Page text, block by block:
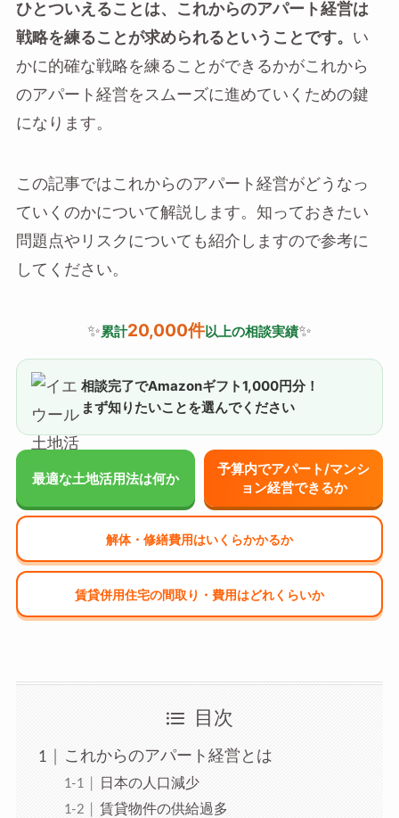
ひとついえることは、これからのアパート経営は
戦略を練ることが求められるということです。 い
かに的確な戦略を練ることができるかがこれから
のアパート経営をスムーズに進めていくための鍵
になります。
この記事ではこれからのアパート経営がどうなっ
ていくのかについて解説します。知っておきたい
問題点やリスクについても紹介しますので参考に
してください。
✨累計20,000件以上の相談実績✨
相談完了でAmazonギフト1,000円分！
まず知りたいことを選んでください
最適な土地活用法は何か
予算内でアパート/マンシ
ョン経営できるか
解体・修繕費用はいくらかかるか
賃貸併用住宅の間取り・費用はどれくらいか
目次
これからのアパート経営とは
日本の人口減少
賃貸物件の供給過多